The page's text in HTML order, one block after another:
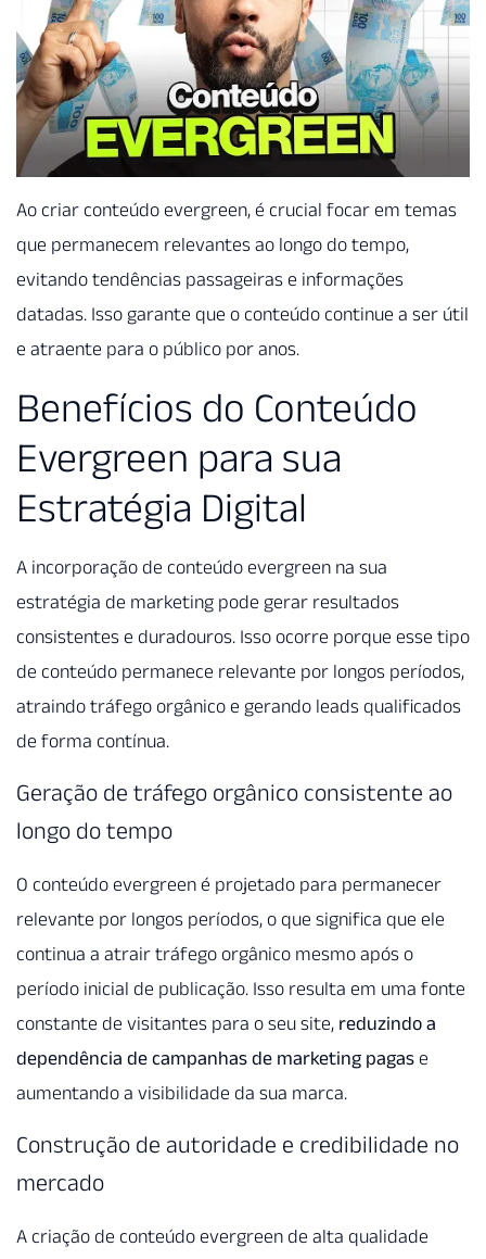
Ao criar conteúdo evergreen, é crucial focar em temas
que permanecem relevantes ao longo do tempo,
evitando tendências passageiras e informações
datadas. Isso garante que o conteúdo continue a ser útil
e atraente para o público por anos.
Benefícios do Conteúdo
Evergreen para sua
Estratégia Digital
A incorporação de conteúdo evergreen na sua
estratégia de marketing pode gerar resultados
consistentes e duradouros. Isso ocorre porque esse tipo
de conteúdo permanece relevante por longos períodos,
atraindo tráfego orgânico e gerando leads qualificados
de forma contínua.
Geração de tráfego orgânico consistente ao
longo do tempo
O conteúdo evergreen é projetado para permanecer
relevante por longos períodos, o que significa que ele
continua a atrair tráfego orgânico mesmo após o
período inicial de publicação. Isso resulta em uma fonte
constante de visitantes para o seu site, reduzindo a
dependência de campanhas de marketing pagas e
aumentando a visibilidade da sua marca.
Construção de autoridade e credibilidade no
mercado
A criação de conteúdo evergreen de alta qualidade